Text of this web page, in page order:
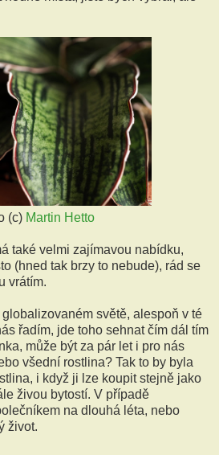
(c) Martin Hetto
také velmi zajímavou nabídku,
(hned tak brzy to nebude), rád se
vrátím.
světě, alespoň v té
řadím, jde toho sehnat čím dál tím
může být za pár let i pro nás
všední rostlina? Tak to by byla
i když ji lze koupit stejně jako
živou bytostí. V případě
na dlouhá léta, nebo
život.